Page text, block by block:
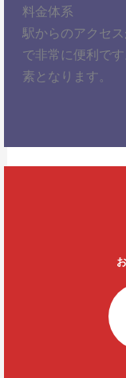
料金体系
駅からのアクセ
で非常に便利で
素となります。